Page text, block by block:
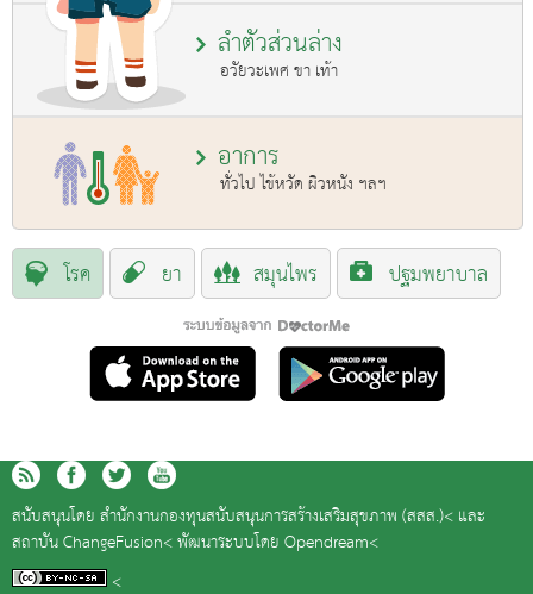
ลำตัวส่วนล่าง
อวัยวะเพศ ขา เท้า
อาการ
ทั่วไป ไข้หวัด ผิวหนัง ฯลฯ
โรค ยา สมุนไพร ปฐมพยาบาล
สนับสนุนโดย สำนักงานกองทุนสนับสนุนการสร้างเสริมสุขภาพ (สสส.)< และ
สถาบัน ChangeFusion<พัฒนาระบบโดย Opendream<
<